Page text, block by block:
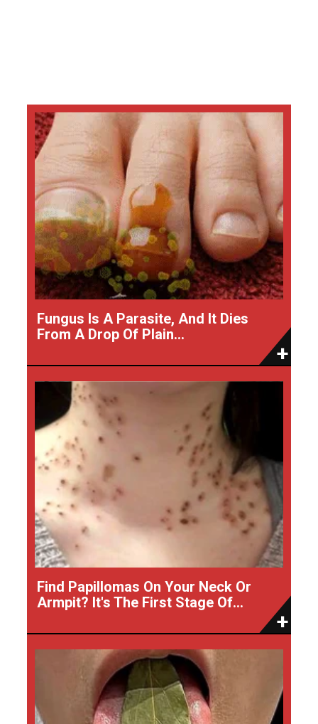
Fungus Is A Parasite, And It Dies
From A Drop Of Plain...
Find Papillomas On Your Neck Or
Armpit? It's The First Stage Of...